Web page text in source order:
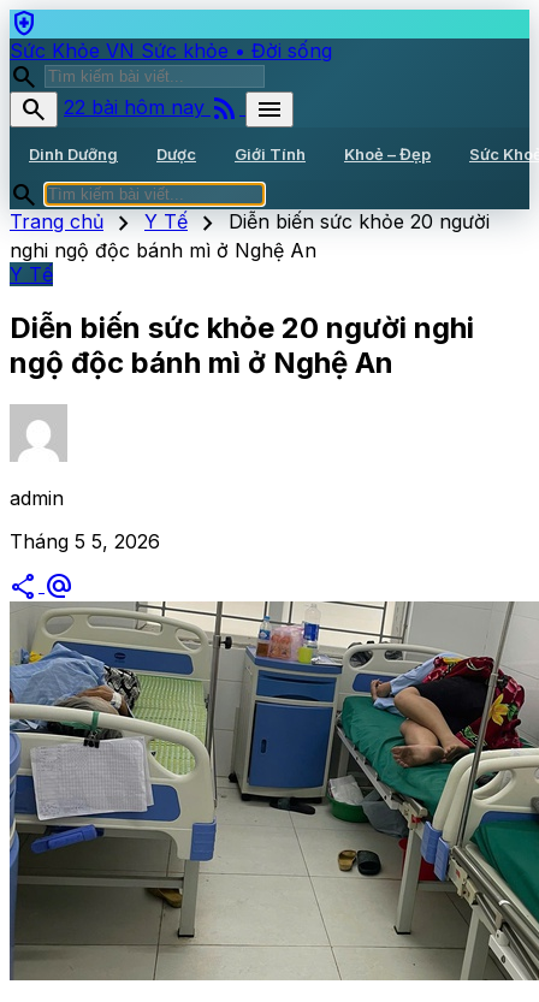
health_and_safety
Sức Khỏe VN Sức khỏe • Đời sống
search
search
22 bài hôm nay rss_feed menu
Dinh Dưỡng Dược Giới Tính Khoẻ – Đẹp Sức
search
Trang chủ chevron_right Y Tế chevron_right Diễn biến sức khỏe 20 người
nghi ngộ độc bánh mì ở Nghệ An
Y Tế
Diễn biến sức khỏe 20 người nghi
ngộ độc bánh mì ở Nghệ An
admin
Tháng 5 5, 2026
share alternate_email